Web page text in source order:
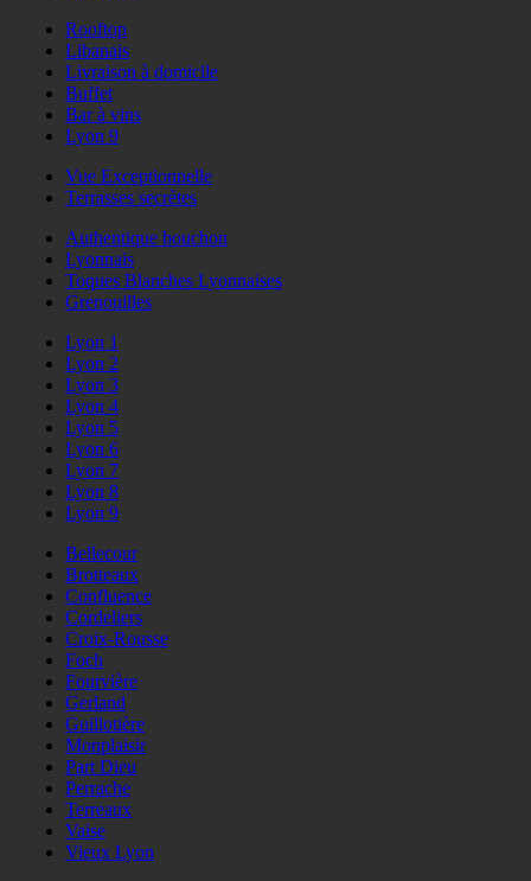
Rooftop
Libanais
Livraison à domicile
Buffet
Bar à vins
Lyon 9
Vue Exceptionnelle
Terrasses secrètes
Authentique bouchon
Lyonnais
Toques Blanches Lyonnaises
Grenouilles
Lyon 1
Lyon 2
Lyon 3
Lyon 4
Lyon 5
Lyon 6
Lyon 7
Lyon 8
Lyon 9
Bellecour
Brotteaux
Confluence
Cordeliers
Croix-Rousse
Foch
Fourvière
Gerland
Guillotière
Monplaisir
Part Dieu
Perrache
Terreaux
Vaise
Vieux Lyon